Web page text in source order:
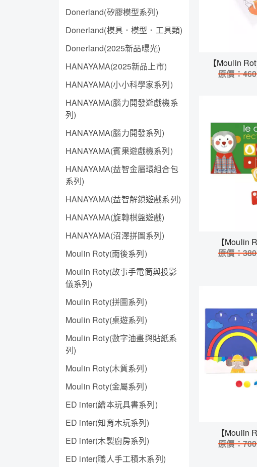
Donerland(矽膠模型系列)
Donerland(模具．模型．工具類)
Donerland(2025新品曝光)
HANAYAMA(2025新品上市)
HANAYAMA(小小科學家系列)
HANAYAMA(腦力開發遊戲機系
列)
HANAYAMA(腦力開發系列)
HANAYAMA(賓果遊戲機系列)
HANAYAMA(益智金屬環組合包
系列)
HANAYAMA(益智解鎖遊戲系列)
HANAYAMA(旋轉棋盤遊戲)
HANAYAMA(沼澤拼圖系列)
Moulin Roty(雨後系列)
Moulin Roty(故事手電筒與投影
儀系列)
Moulin Roty(拼圖系列)
Moulin Roty(桌遊系列)
Moulin Roty(數字油畫與貼紙系
列)
Moulin Roty(木質系列)
Moulin Roty(金屬系列)
ED inter(繪本玩具書系列)
ED inter(知育木玩系列)
ED inter(木製廚房系列)
ED inter(職人手工積木系列)
【Moulin
原價：460
【Moulin
原價：380
【Moulin
原價：700